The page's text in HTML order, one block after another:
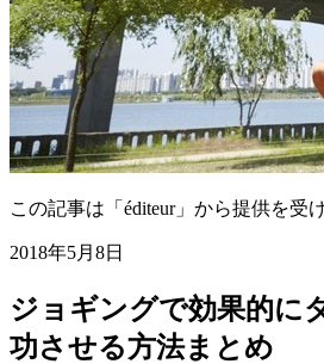
この記事は「éditeur」から提供を受
2018年5月8日
ジョギングで効果的に
功させる方法まとめ